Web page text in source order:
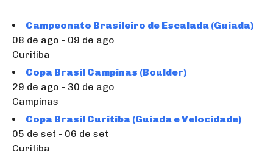
Campeonato Brasileiro de Escalada (Guiada)
08 de ago - 09 de ago
Curitiba
Copa Brasil Campinas (Boulder)
29 de ago - 30 de ago
Campinas
Copa Brasil Curitiba (Guiada e Velocidade)
05 de set - 06 de set
Curitiba